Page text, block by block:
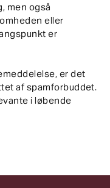
men også
eller
er
er det
af spamforbuddet.
i løbende